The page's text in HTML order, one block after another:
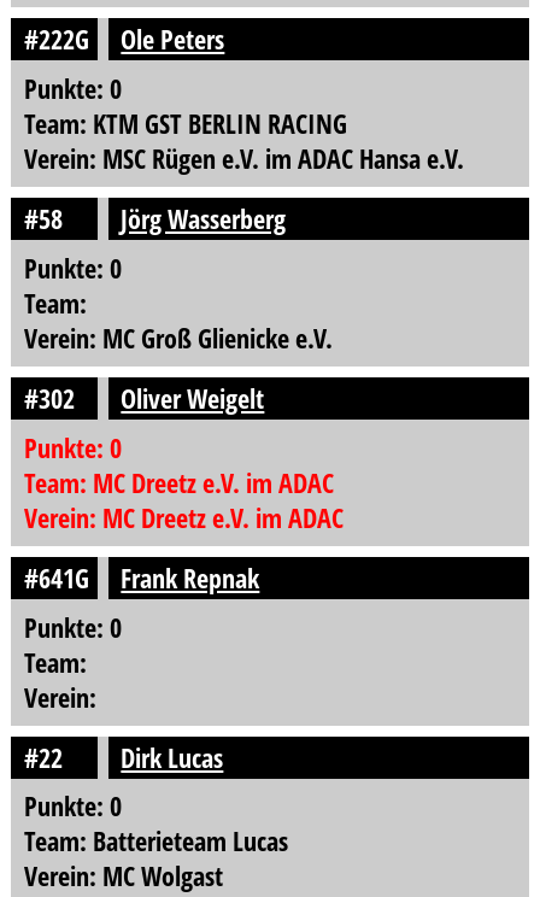
#222G
Ole Peters
Punkte: 0
Team: KTM GST BERLIN RACING
Verein: MSC Rügen e.V. im ADAC Hansa e.V.
#58
Jörg Wasserberg
Punkte: 0
Team:
Verein: MC Groß Glienicke e.V.
#302
Oliver Weigelt
Punkte: 0
Team: MC Dreetz e.V. im ADAC
Verein: MC Dreetz e.V. im ADAC
#641G
Frank Repnak
Punkte: 0
Team:
Verein:
#22
Dirk Lucas
Punkte: 0
Team: Batterieteam Lucas
Verein: MC Wolgast